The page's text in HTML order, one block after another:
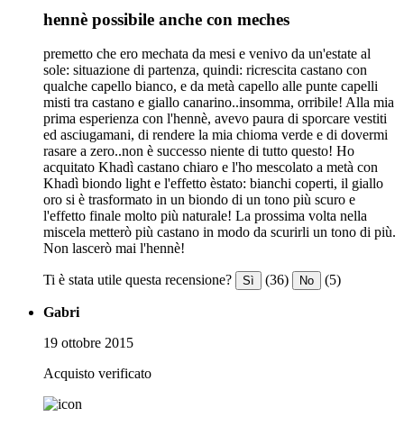
hennè possibile anche con meches
premetto che ero mechata da mesi e venivo da un'estate al
sole: situazione di partenza, quindi: ricrescita castano con
qualche capello bianco, e da metà capello alle punte capelli
misti tra castano e giallo canarino..insomma, orribile! Alla mia
prima esperienza con l'hennè, avevo paura di sporcare vestiti
ed asciugamani, di rendere la mia chioma verde e di dovermi
rasare a zero..non è successo niente di tutto questo! Ho
acquitato Khadì castano chiaro e l'ho mescolato a metà con
Khadì biondo light e l'effetto èstato: bianchi coperti, il giallo
oro si è trasformato in un biondo di un tono più scuro e
l'effetto finale molto più naturale! La prossima volta nella
miscela metterò più castano in modo da scurirli un tono di più.
Non lascerò mai l'hennè!
Ti è stata utile questa recensione? Sì (36) No (5)
Gabri
19 ottobre 2015
Acquisto verificato